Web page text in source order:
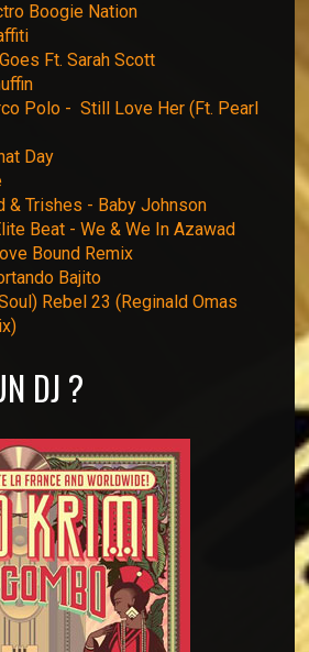
Boogie Nation
Ft. Sarah Scott
Polo - Still Love Her (Ft. Pearl
Day
& Trishes - Baby Johnson
Beat - We & We In Azawad
Bound Remix
Bajito
Rebel 23 (Reginald Omas
DJ ?